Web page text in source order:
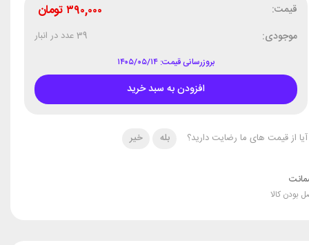
قیمت: تومان۳۹۰,۰۰۰
موجودی: 39 عدد در انبار
بروزرسانی قیمت: ۱۴۰۵/۰۵/۱۴
افزودن به سبد خرید
آیا از قیمت های ما رضایت دارید؟ بله خیر
بودن کالا